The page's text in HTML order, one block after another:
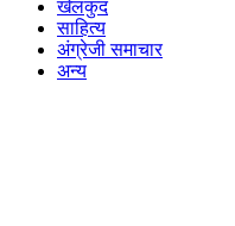
खेलकुद
साहित्य
अंग्रेजी समाचार
अन्य